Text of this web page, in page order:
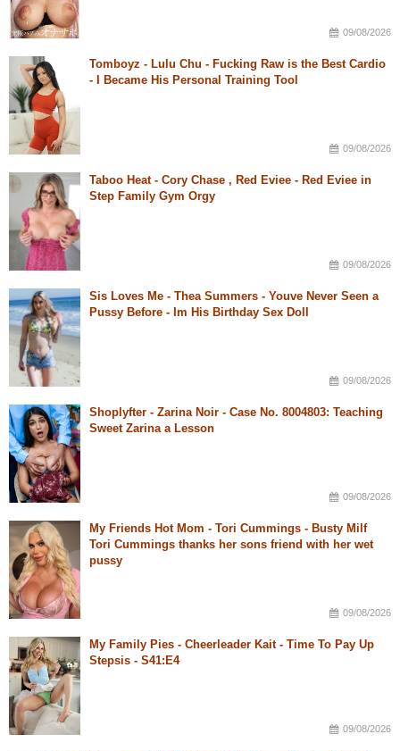
09/08/2026
Tomboyz - Lulu Chu - Fucking Raw is the Best Cardio
- I Became His Personal Training Tool
09/08/2026
Taboo Heat - Cory Chase , Red Eviee - Red Eviee in
Step Family Gym Orgy
09/08/2026
Sis Loves Me - Thea Summers - Youve Never Seen a
Pussy Before - Im His Birthday Sex Doll
09/08/2026
Shoplyfter - Zarina Noir - Case No. 8004803: Teaching
Sweet Zarina a Lesson
09/08/2026
My Friends Hot Mom - Tori Cummings - Busty Milf
Tori Cummings thanks her sons friend with her wet
pussy
09/08/2026
My Family Pies - Cheerleader Kait - Time To Pay Up
Stepsis - S41:E4
09/08/2026